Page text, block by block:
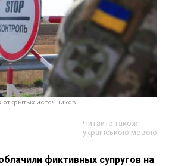
источников
Читайте також
українською мовою
фиктивных супругов на